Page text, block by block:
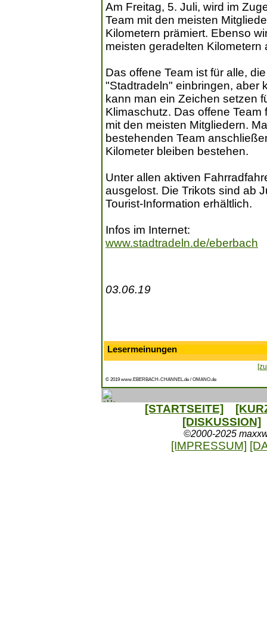
Am Freitag, 5. Juli, wird im
Team mit den meisten
Kilometern prämiert. Ebenso
meisten geradelten Kilometern
Das offene Team ist für alle,
"Stadtradeln" einbringen, aber
kann man ein Zeichen setzen
Klimaschutz. Das offene
mit den meisten Mitgliedern.
bestehenden Team
Kilometer bleiben bestehen.
Unter allen aktiven
ausgelost. Die Trikots sind ab
Tourist-Information erhältlich.
Infos im Internet:
www.stadtradeln.de/eberbach
03.06.19
Lesermeinungen
© 2019 www.EBERBACH-CHANNEL.de / OMANO.de
[STARTSEITE]
[DISKUSSION]
©2000-2025
[IMPRESSUM]